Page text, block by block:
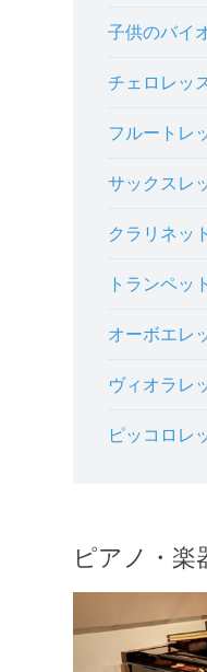
子供のバイ
チェロレッ
フルートレ
サックスレ
クラリネッ
トランペッ
オーボエレ
ヴィオラレ
ピッコロレ
ピアノ・楽